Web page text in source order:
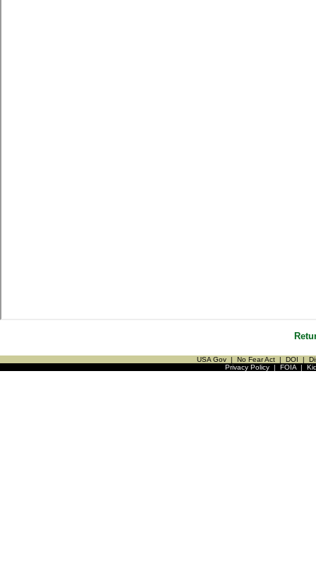
USA Gov | No Fear Act | DOI |
Privacy Policy| FOIA|